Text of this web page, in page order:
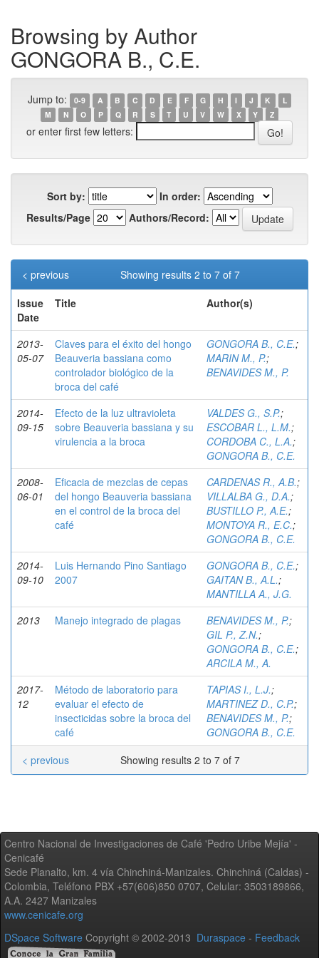
Browsing by Author
GONGORA B., C.E.
Jump to: 0-9 A B C D E F G H I J K
L
M
N O P Q R S T U V W X Y Z
or enter first few letters:
Sort by:
In order:
Results/Page
Authors/Record:
Showing results 2 to 7 of 7
< previous
Issue
Date
Title Author(s)
2013-
05-07
Claves para el éxito del hongo
Beauveria bassiana como
controlador biológico de la
broca del café
GONGORA B., C.E.;
MARIN M., P.;
BENAVIDES M., P.
2014-
09-15
Efecto de la luz ultravioleta
sobre Beauveria bassiana y su
virulencia a la broca
VALDES G., S.P.;
ESCOBAR L., L.M.;
CORDOBA C., L.A.;
GONGORA B., C.E.
2008-
06-01
Eficacia de mezclas de cepas
del hongo Beauveria bassiana
en el control de la broca del
café
CARDENAS R., A.B.;
VILLALBA G., D.A.;
BUSTILLO P., A.E.;
MONTOYA R., E.C.;
GONGORA B., C.E.
2014-
09-10
Luis Hernando Pino Santiago
2007
GONGORA B., C.E.;
GAITAN B., A.L.;
MANTILLA A., J.G.
2013
Manejo integrado de plagas BENAVIDES M., P.;
GIL P., Z.N.;
GONGORA B., C.E.;
ARCILA M., A.
2017-
12
Método de laboratorio para
evaluar el efecto de
insecticidas sobre la broca del
café
TAPIAS I., L.J.;
MARTINEZ D., C.P.;
BENAVIDES M., P.;
GONGORA B., C.E.
Showing results 2 to 7 of 7
< previous
Centro Nacional de Investigaciones de Café 'Pedro Uribe Mejía' -
Cenicafé
Sede Planalto, km. 4 vía Chinchiná-Manizales. Chinchiná (Caldas) -
Colombia, Teléfono PBX +57(606)850 0707, Celular: 3503189866,
A.A. 2427 Manizales
www.cenicafe.org
DSpace Software Copyright © 2002-2013 Duraspace - Feedback